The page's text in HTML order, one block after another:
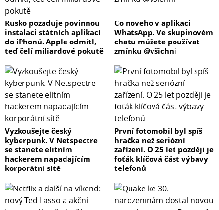
Rusko požaduje povinnou
instalaci státních aplikací
do iPhonů. Apple odmítl,
teď čelí miliardové pokutě
Co nového v aplikaci
WhatsApp. Ve skupinovém
chatu můžete používat
zmínku @všichni
Vyzkoušejte český
kyberpunk. V Netspectre
se stanete elitním
hackerem napadajícím
korporátní sítě
První fotomobil byl spíš
hračka než seriózní
zařízení. O 25 let později je
foťák klíčová část výbavy
telefonů